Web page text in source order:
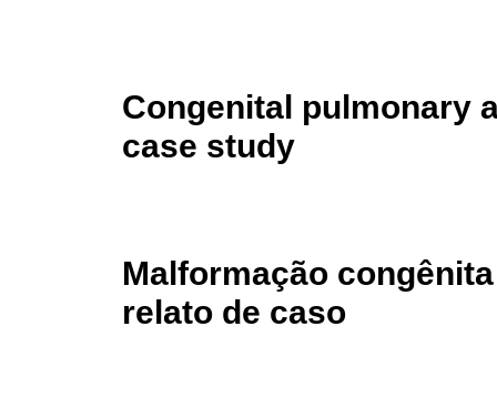
Congenital pulmonary
case study
Malformação
relato de caso